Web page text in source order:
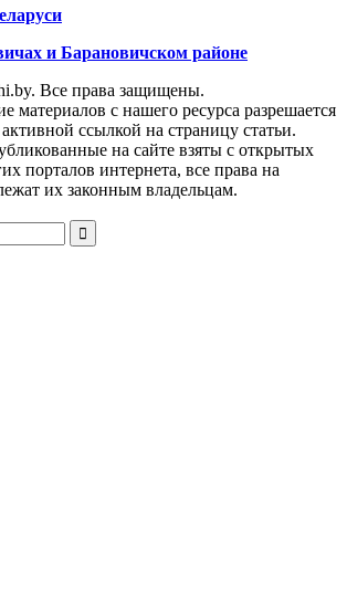
и Барановичском районе
Все права защищены.
материалов с нашего ресурса разрешается
ссылкой на страницу статьи.
на сайте взяты с открытых
порталов интернета, все права на
их законным владельцам.